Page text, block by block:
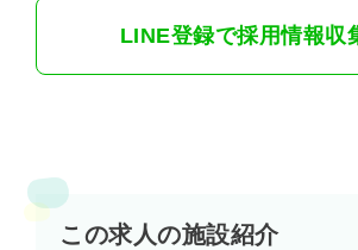
LINE登録で採用情報収
この求人の施設紹介